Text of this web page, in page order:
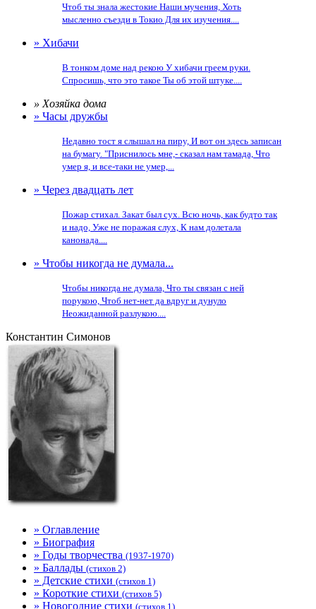
Чтоб ты знала жестокие Наши мучения, Хоть
мысленно съезди в Токио Для их изучения....
» Хибачи
В тонком доме над рекою У хибачи греем руки.
Спросишь, что это такое Ты об этой штуке....
» Хозяйка дома
» Часы дружбы
Недавно тост я слышал на пиру, И вот он здесь записан
на бумагу. "Приснилось мне,- сказал нам тамада, Что
умер я, и все-таки не умер,...
» Через двадцать лет
Пожар стихал. Закат был сух. Всю ночь, как будто так
и надо, Уже не поражая слух, К нам долетала
канонада....
» Чтобы никогда не думала...
Чтобы никогда не думала, Что ты связан с ней
порукою, Чтоб нет-нет да вдруг и дунуло
Неожиданной разлукою....
Константин Симонов
» Оглавление
» Биография
» Годы творчества (1937-1970)
» Баллады (стихов 2)
» Детские стихи (стихов 1)
» Короткие стихи (стихов 5)
» Новогодние стихи (стихов 1)